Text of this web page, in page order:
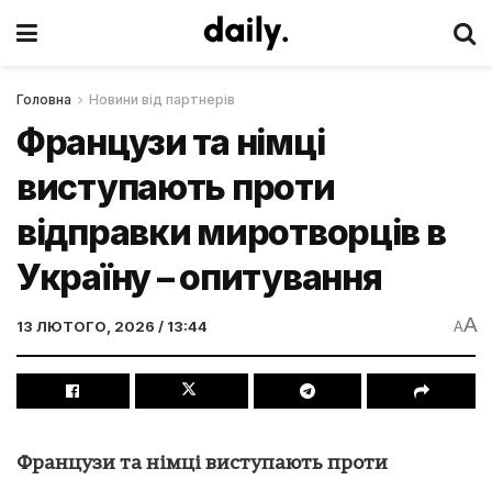
Головна Новини від партнерів
Французи та німці
виступають проти
відправки миротворців в
Україну – опитування
13 ЛЮТОГО, 2026 / 13:44 AA
Французи та німці виступають проти